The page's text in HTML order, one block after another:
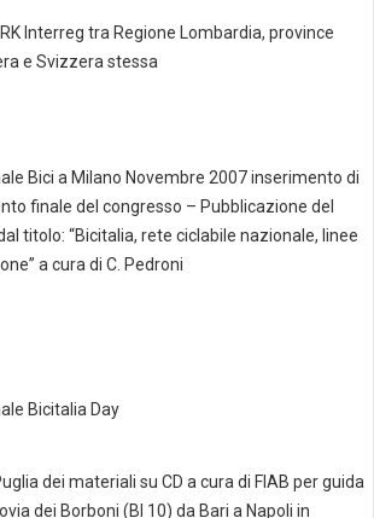
Interreg tra Regione Lombardia, province
e Svizzera stessa
Bici a Milano Novembre 2007 inserimento di
finale del congresso – Pubblicazione del
titolo: “Bicitalia, rete ciclabile nazionale, linee
a cura di C. Pedroni
Bicitalia Day
dei materiali su CD a cura di FIAB per guida
dei Borboni (BI 10) da Bari a Napoli in